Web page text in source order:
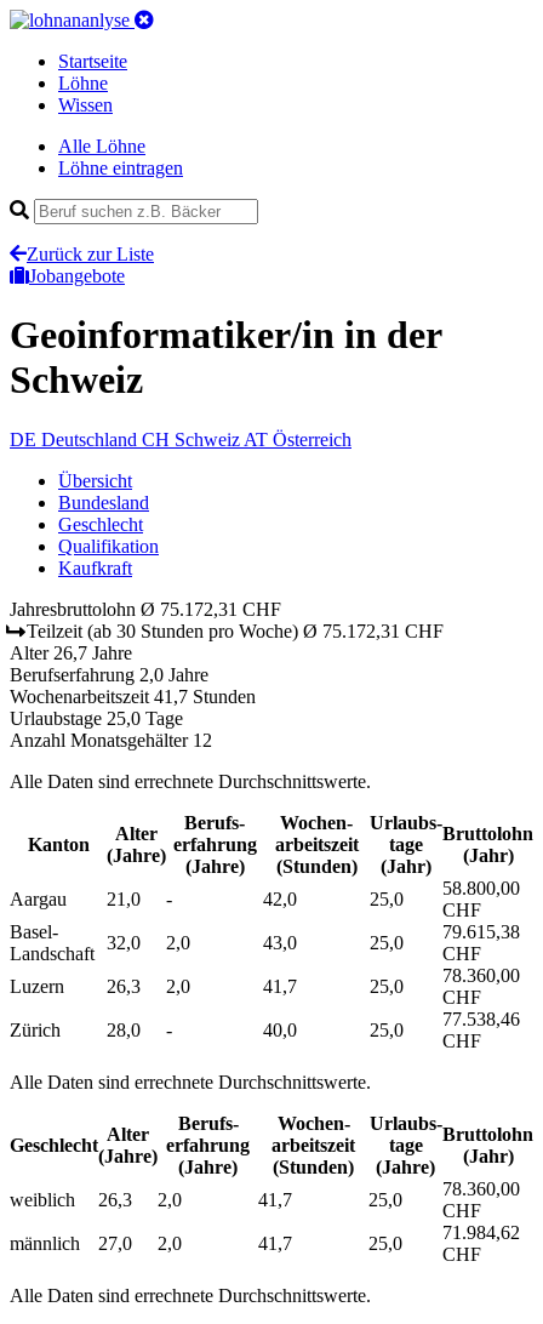
Startseite
Löhne
Wissen
Alle Löhne
Löhne eintragen
Zurück zur Liste
Jobangebote
Geoinformatiker/in in der
Schweiz
DE Deutschland CH Schweiz AT Österreich
Übersicht
Bundesland
Geschlecht
Qualifikation
Kaufkraft
Jahresbruttolohn Ø 75.172,31 CHF
Teilzeit (ab 30 Stunden pro Woche) Ø 75.172,31 CHF
Alter 26,7 Jahre
Berufserfahrung 2,0 Jahre
Wochenarbeitszeit 41,7 Stunden
Urlaubstage 25,0 Tage
Anzahl Monatsgehälter 12
Alle Daten sind errechnete Durchschnittswerte.
Kanton
Alter
(Jahre)
Berufs­
erfahrung
(Jahre)
Wochen­
arbeitszeit
(Stunden)
Urlaubs­
tage
(Jahr)
Bruttolohn
(Jahr)
Aargau 21,0 - 42,0 25,0
58.800,00
CHF
Basel-
Landschaft
32,0 2,0 43,0 25,0
79.615,38
CHF
Luzern
26,3 2,0 41,7 25,0
78.360,00
CHF
Zürich
28,0 - 40,0 25,0
77.538,46
CHF
Alle Daten sind errechnete Durchschnittswerte.
Geschlecht
Alter
(Jahre)
Berufs­
erfahrung
(Jahre)
Wochen­
arbeitszeit
(Stunden)
Urlaubs­
tage
(Jahre)
Bruttolohn
(Jahr)
weiblich 26,3 2,0 41,7 25,0
78.360,00
CHF
männlich
27,0 2,0 41,7 25,0
71.984,62
CHF
Alle Daten sind errechnete Durchschnittswerte.